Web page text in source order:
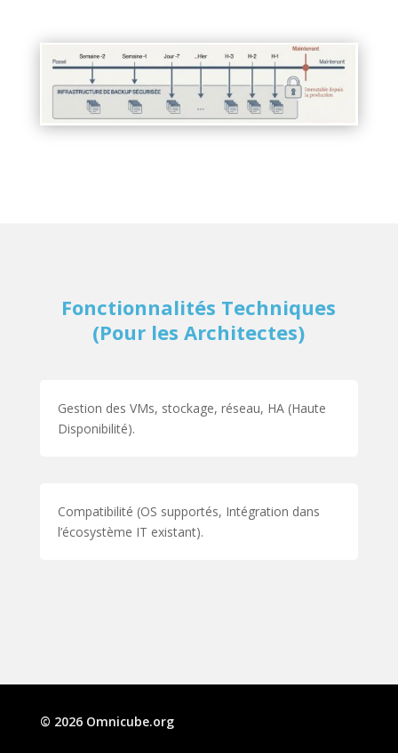
Fonctionnalités Techniques
(Pour les Architectes)
Gestion des VMs, stockage, réseau, HA (Haute
Disponibilité).
Compatibilité (OS supportés, Intégration dans
l’écosystème IT existant).
© 2026 Omnicube.org